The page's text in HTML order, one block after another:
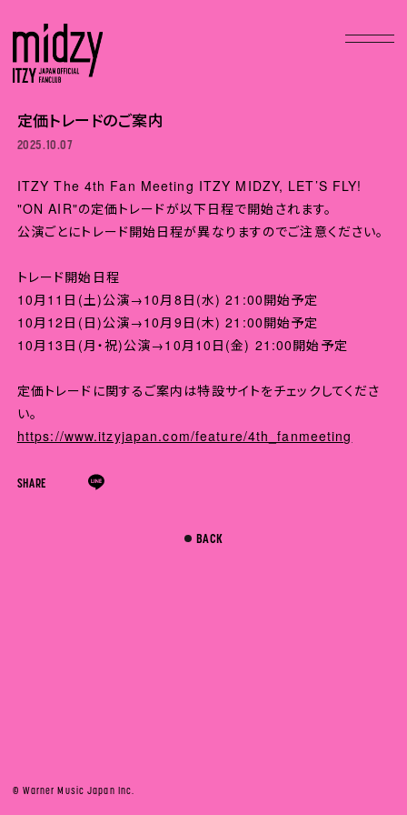
定価トレードのご案内
2025.10.07
ITZY The 4th Fan Meeting ITZY MIDZY, LET’S FLY!
"ON AIR"の定価トレードが以下日程で開始されます。
公演ごとにトレード開始日程が異なりますのでご注意ください。
トレード開始日程
10月11日(土)公演→10月8日(水) 21:00開始予定
10月12日(日)公演→10月9日(木) 21:00開始予定
10月13日(月・祝)公演→10月10日(金) 21:00開始予定
定価トレードに関するご案内は特設サイトをチェックしてくださ
い。
https://www.itzyjapan.com/feature/4th_fanmeeting
SHARE
BACK
© Warner Music Japan Inc.